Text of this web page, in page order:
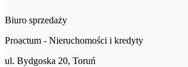
Biuro sprzedaży
Proactum - Nieruchomości i kredyty
ul. Bydgoska 20, Toruń